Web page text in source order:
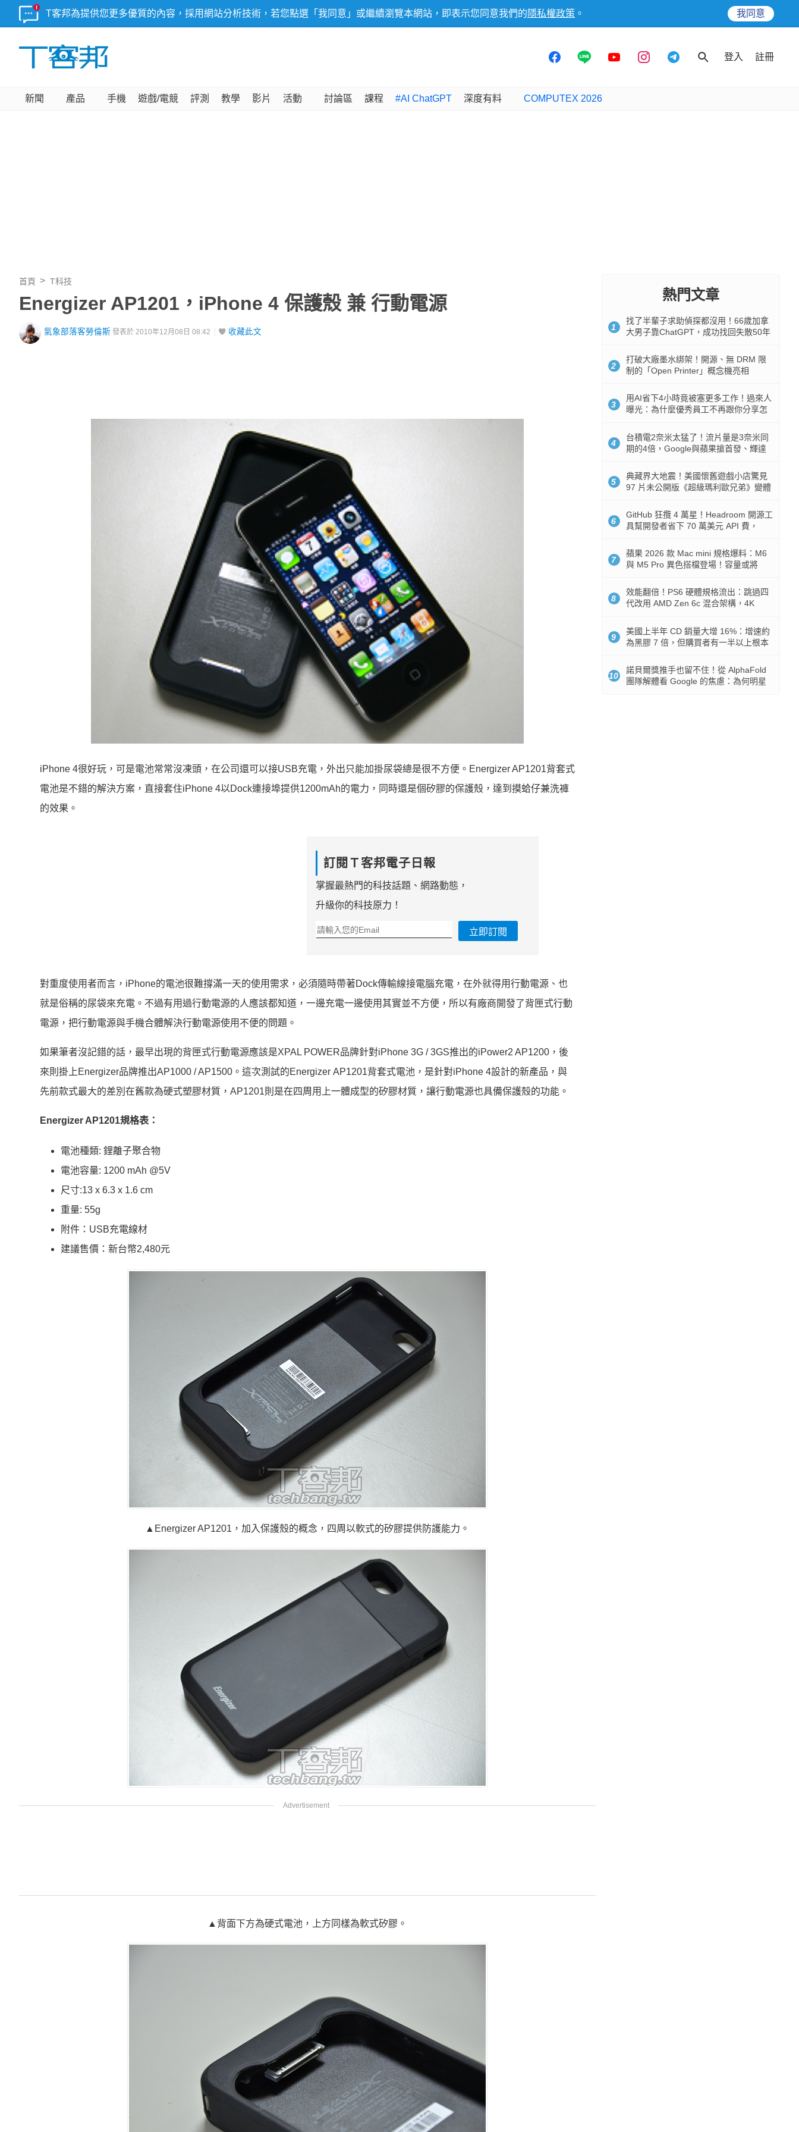
T客邦為提供您更多優質的內容，採用網站分析技術，若您點選「我同意」或繼續瀏覽本網站，即表示您同意我們的 隱私權政策 。 我同意
登入 註冊
新聞 產品 手機 遊戲/電競 評測 教學 影片 活動 討論區 課程 #AI ChatGPT 深度有料 COMPUTEX 2026
首頁 T科技
Energizer AP1201，iPhone 4 保護殼 兼 行動電源
氣象部落客勞倫斯 發表於 2010年12月08日 08:42 收藏此文
iPhone 4很好玩，可是電池常常沒凍頭，在公司還可以接USB充電，外出只能加掛尿袋總是很不方便。Energizer AP1201背套式
電池是不錯的解決方案，直接套住iPhone 4以Dock連接埠提供1200mAh的電力，同時還是個矽膠的保護殼，達到摸蛤仔兼洗褲
的效果。
訂閱Ｔ客邦電子日報
掌握最熱門的科技話題、網路動態，
升級你的科技原力！
立即訂閱
對重度使用者而言，iPhone的電池很難撐滿一天的使用需求，必須隨時帶著Dock傳輸線接電腦充電，在外就得用行動電源、也
就是俗稱的尿袋來充電。不過有用過行動電源的人應該都知道，一邊充電一邊使用其實並不方便，所以有廠商開發了背匣式行動
電源，把行動電源與手機合體解決行動電源使用不便的問題。
如果筆者沒記錯的話，最早出現的背匣式行動電源應該是XPAL POWER品牌針對iPhone 3G / 3GS推出的iPower2 AP1200，後
來則掛上Energizer品牌推出AP1000 / AP1500。這次測試的Energizer AP1201背套式電池，是針對iPhone 4設計的新產品，與
先前款式最大的差別在舊款為硬式塑膠材質，AP1201則是在四周用上一體成型的矽膠材質，讓行動電源也具備保護殼的功能。
Energizer AP1201規格表：
電池種類: 鋰離子聚合物
電池容量: 1200 mAh @5V
尺寸:13 x 6.3 x 1.6 cm
重量: 55g
附件：USB充電線材
建議售價：新台幣2,480元
▲Energizer AP1201，加入保護殼的概念，四周以軟式的矽膠提供防護能力。
▲背面下方為硬式電池，上方同樣為軟式矽膠。
熱門文章
1
找了半輩子求助偵探都沒用！66歲加拿
大男子靠ChatGPT，成功找回失散50年
2
打破大廠墨水綁架！開源、無 DRM 限
制的「Open Printer」概念機亮相
3
用AI省下4小時竟被塞更多工作！過來人
曝光：為什麼優秀員工不再跟你分享怎
4
台積電2奈米太猛了！流片量是3奈米同
期的4倍，Google與蘋果搶首發、輝達
5
典藏界大地震！美國懷舊遊戲小店驚見
97 片未公開版《超級瑪利歐兄弟》變體
6
GitHub 狂攬 4 萬星！Headroom 開源工
具幫開發者省下 70 萬美元 API 費，
7
蘋果 2026 款 Mac mini 規格爆料：M6
與 M5 Pro 異色搭檔登場！容量或將
8
效能翻倍！PS6 硬體規格流出：跳過四
代改用 AMD Zen 6c 混合架構，4K
9
美國上半年 CD 銷量大增 16%：增速約
為黑膠 7 倍，但購買者有一半以上根本
10
諾貝爾獎推手也留不住！從 AlphaFold
團隊解體看 Google 的焦慮：為何明星